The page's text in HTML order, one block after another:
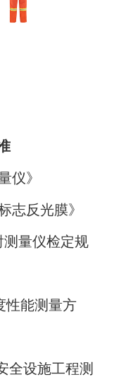
仪》
志反光膜》
测量仪检定规
性能测量方
全设施工程测